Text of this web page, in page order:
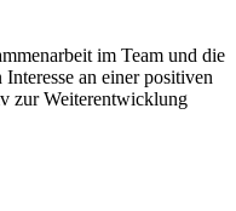
im Team und die
an einer positiven
zur Weiterentwicklung